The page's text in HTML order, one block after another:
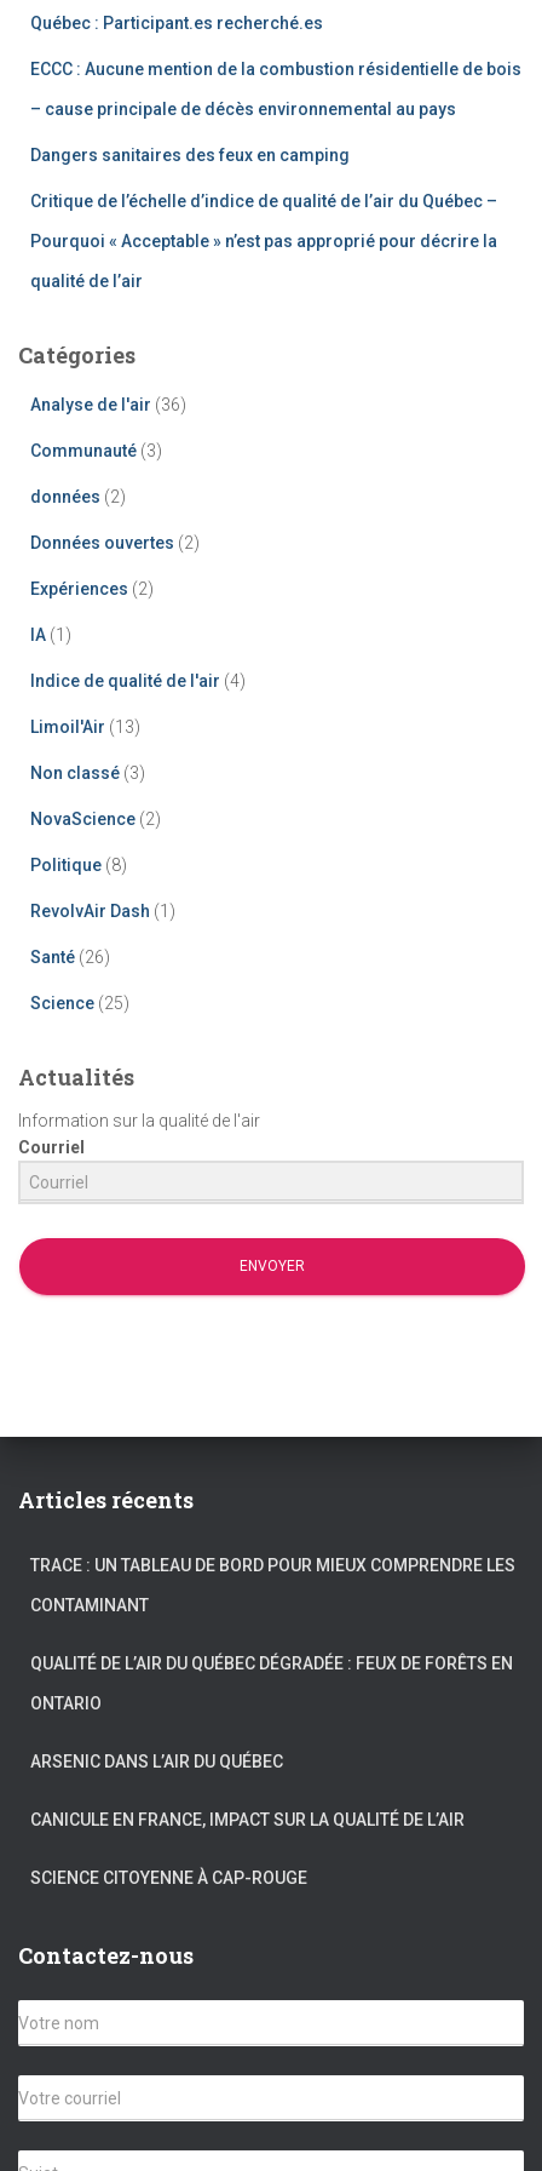
Québec : Participant.es recherché.es
ECCC : Aucune mention de la combustion résidentielle de bois
– cause principale de décès environnemental au pays
Dangers sanitaires des feux en camping
Critique de l’échelle d’indice de qualité de l’air du Québec –
Pourquoi « Acceptable » n’est pas approprié pour décrire la
qualité de l’air
Catégories
Analyse de l'air (36)
Communauté (3)
données (2)
Données ouvertes (2)
Expériences (2)
IA (1)
Indice de qualité de l'air (4)
Limoil'Air (13)
Non classé (3)
NovaScience (2)
Politique (8)
RevolvAir Dash (1)
Santé (26)
Science (25)
Actualités
Information sur la qualité de l'air
Courriel
ENVOYER
Articles récents
TRACE : UN TABLEAU DE BORD POUR MIEUX COMPRENDRE LES
CONTAMINANT
QUALITÉ DE L’AIR DU QUÉBEC DÉGRADÉE : FEUX DE FORÊTS EN
ONTARIO
ARSENIC DANS L’AIR DU QUÉBEC
CANICULE EN FRANCE, IMPACT SUR LA QUALITÉ DE L’AIR
SCIENCE CITOYENNE À CAP-ROUGE
Contactez-nous
V
o
r
e
o
C
o
r
S